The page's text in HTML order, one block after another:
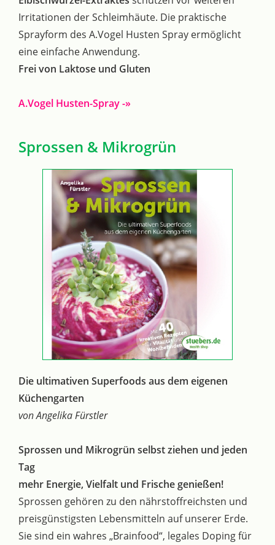
Irritationen der Schleimhäute. Die praktische
Sprayform des A.Vogel Husten Spray ermöglicht
eine einfache Anwendung.
Frei von Laktose und Gluten
A.Vogel Husten-Spray -»
Sprossen & Mikrogrün
Die ultimativen Superfoods aus dem eigenen
Küchengarten
von Angelika Fürstler
Sprossen und Mikrogrün selbst ziehen und jeden
Tag
mehr Energie, Vielfalt und Frische genießen!
Sprossen gehören zu den nährstoffreichsten und
preisgünstigsten Lebensmitteln auf unserer Erde.
Sie sind ein wahres „Brainfood“, legales Doping für